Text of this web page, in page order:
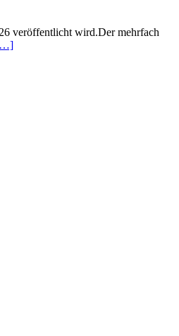
veröffentlicht wird.Der mehrfach